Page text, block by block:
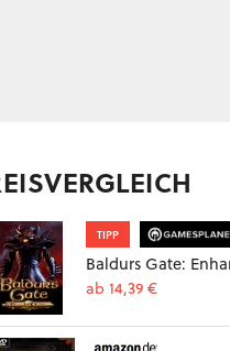
TIPP
Baldurs Gate:
ab 14,39 €